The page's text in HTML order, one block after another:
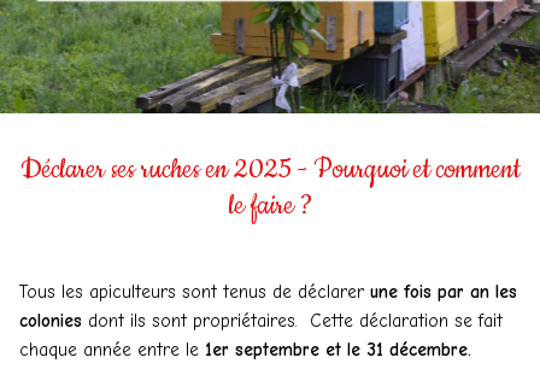
Déclarer ses ruches en 2025 - Pourquoi et comment
le faire ?
Tous les apiculteurs sont tenus de déclarer une fois par an les
colonies dont ils sont propriétaires. Cette déclaration se fait
chaque année entre le 1er septembre et le 31 décembre.